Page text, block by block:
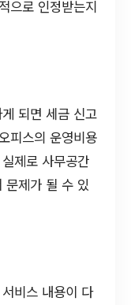
으로 인정받는지
되면 세금 신고
피스의 운영비용
제로 사무공간
문제가 될 수 있
비스 내용이 다